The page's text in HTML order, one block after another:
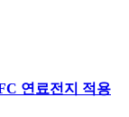
연료전지 적용